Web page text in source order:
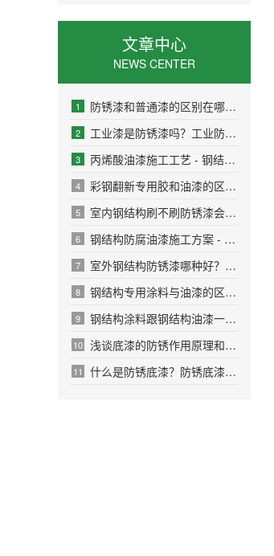
文章中心
NEWS CENTER
1 防锈漆和普通漆的区别在哪里?防锈漆的使用范围
2 工业漆是防锈漆吗？工业防锈漆和一般防锈漆的区别？
3 丙烯酸油漆施工工艺 - 钢结构丙烯酸漆施工要求
4 彩钢翻新专用胶和油漆的区别是什么？如何选择合适的彩钢翻新材料？
5 室内钢结构刷不刷防锈漆会有什么影响？哪种情况下需要防锈漆处理？
6 钢结构防腐油漆施工方案 - 钢结构防腐油漆施工注意事项
7 室外钢结构防锈漆哪种好？室外钢结构防腐油漆
8 钢结构专用涂料与油漆的区别是什么?钢结构专用涂料的特点和应用
9 钢结构涂料跟钢结构油漆一样吗？有何区别？
10 浅谈底漆的防锈作用原理和底漆的使用方法
11 什么是防锈底漆？防锈底漆有什么作用？